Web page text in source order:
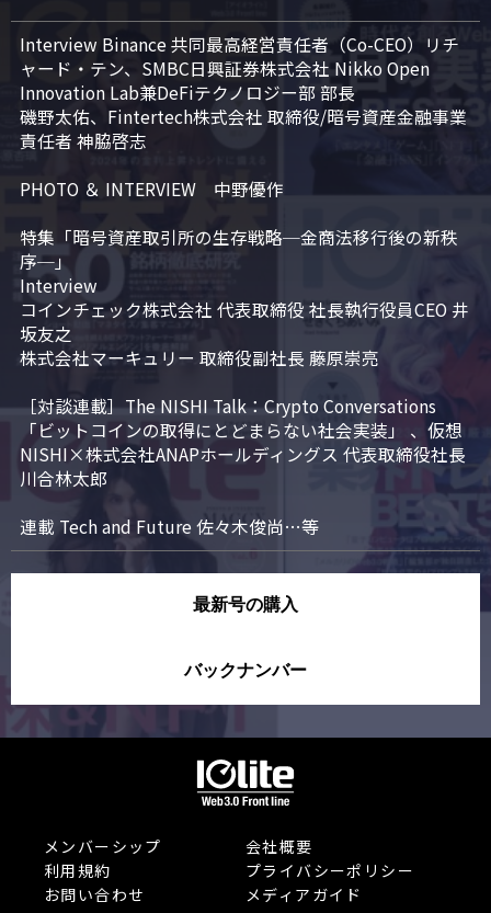
Interview Binance 共同最高経営責任者（Co-CEO）リチ
ャード・テン、SMBC日興証券株式会社 Nikko Open
Innovation Lab兼DeFiテクノロジー部 部長
磯野太佑、Fintertech株式会社 取締役/暗号資産金融事業
責任者 神脇啓志
PHOTO ＆ INTERVIEW　中野優作
特集「暗号資産取引所の生存戦略─金商法移行後の新秩
序─」
Interview
コインチェック株式会社 代表取締役 社長執行役員CEO 井
坂友之
株式会社マーキュリー 取締役副社長 藤原崇亮
［対談連載］The NISHI Talk：Crypto Conversations
「ビットコインの取得にとどまらない社会実装」 、仮想
NISHI×株式会社ANAPホールディングス 代表取締役社長
川合林太郎
連載 Tech and Future 佐々木俊尚…等
最新号の購入
バックナンバー
メンバーシップ
会社概要
利用規約
プライバシーポリシー
お問い合わせ
メディアガイド